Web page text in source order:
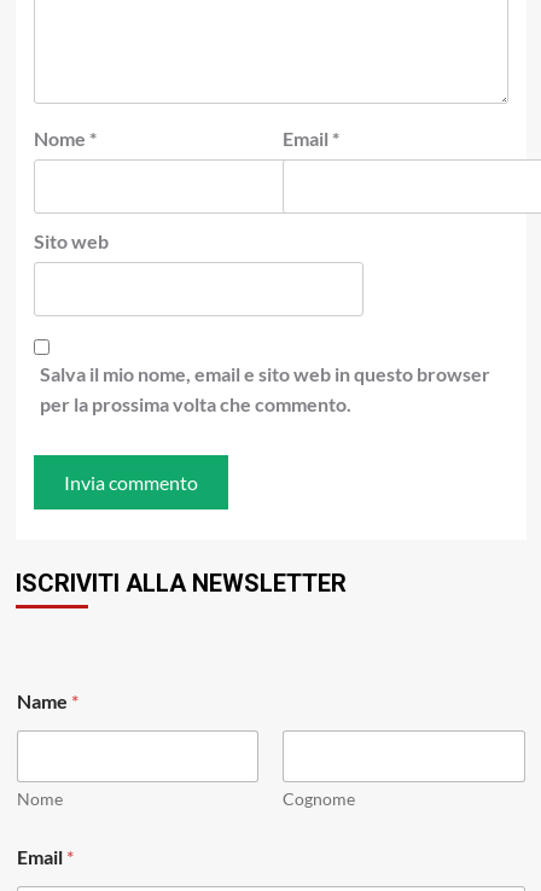
Nome * Email *
Sito web
Salva il mio nome, email e sito web in questo browser
per la prossima volta che commento.
ISCRIVITI ALLA NEWSLETTER
Name *
Nome Cognome
a
m
Email *